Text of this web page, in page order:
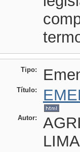
Tipo:
Título:
Autor: